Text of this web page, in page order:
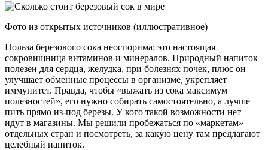
Фото из открытых источников (иллюстративное)
Польза березового сока неоспорима: это настоящая
сокровищница витаминов и минералов. Природный напиток
полезен для сердца, желудка, при болезнях почек, плюс он
улучшает обменные процессы в организме, укрепляет
иммунитет. Правда, чтобы «выжать из сока максимум
полезностей», его нужно собирать самостоятельно, а лучше
пить прямо из-под березы. У кого такой возможности нет —
идут в магазины. Мы решили пробежаться по «маркетам»
отдельных стран и посмотреть, за какую цену там предлагают
целебный напиток.